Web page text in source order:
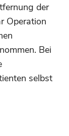
der
Operation
Bei
selbst